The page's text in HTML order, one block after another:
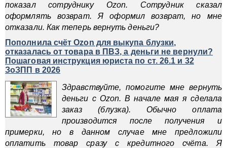
показал сотруднику Ozon. Сотрудник сказал
оформлять возврат. Я оформил возврат, но мне
отказали. Как теперь вернуть деньги?
Пополнила счёт Ozon для выкупа блузки,
отказалась от товара в ПВЗ, а деньги не вернули?
Пошаговая инструкция юриста по ст. 26.1 и 32
ЗоЗПП в 2026
Здравствуйте, помогите мне вернуть
деньги с Ozon. В начале мая я сделала
заказ (блузка). Обычно оплата
производится после получения и
примерки, но в данном случае мне предложили
оплатить товар сразу с кредитного счёта. Я